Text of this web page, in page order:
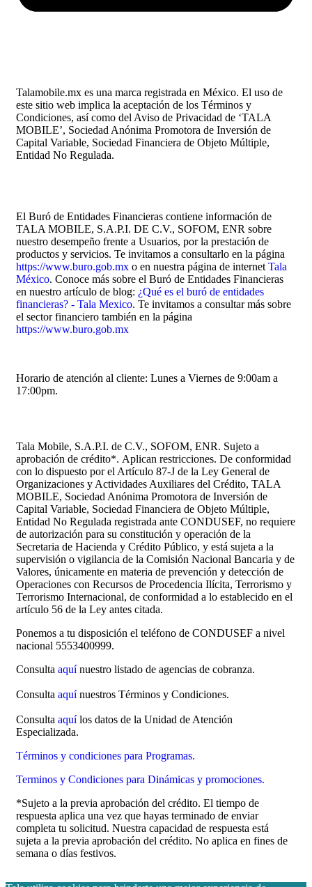
Talamobile.mx es una marca registrada en México. El uso de
este sitio web implica la aceptación de los Términos y
Condiciones, así como del Aviso de Privacidad de ‘TALA
MOBILE’, Sociedad Anónima Promotora de Inversión de
Capital Variable, Sociedad Financiera de Objeto Múltiple,
Entidad No Regulada.
El Buró de Entidades Financieras contiene información de
TALA MOBILE, S.A.P.I. DE C.V., SOFOM, ENR sobre
nuestro desempeño frente a Usuarios, por la prestación de
productos y servicios. Te invitamos a consultarlo en la página
https://www.buro.gob.mx o en nuestra página de internet Tala
México. Conoce más sobre el Buró de Entidades Financieras
en nuestro artículo de blog: ¿Qué es el buró de entidades
financieras? - Tala Mexico. Te invitamos a consultar más sobre
el sector financiero también en la página
https://www.buro.gob.mx
Horario de atención al cliente: Lunes a Viernes de 9:00am a
17:00pm.
Tala Mobile, S.A.P.I. de C.V., SOFOM, ENR. Sujeto a
aprobación de crédito*. Aplican restricciones. De conformidad
con lo dispuesto por el Artículo 87-J de la Ley General de
Organizaciones y Actividades Auxiliares del Crédito, TALA
MOBILE, Sociedad Anónima Promotora de Inversión de
Capital Variable, Sociedad Financiera de Objeto Múltiple,
Entidad No Regulada registrada ante CONDUSEF, no requiere
de autorización para su constitución y operación de la
Secretaria de Hacienda y Crédito Público, y está sujeta a la
supervisión o vigilancia de la Comisión Nacional Bancaria y de
Valores, únicamente en materia de prevención y detección de
Operaciones con Recursos de Procedencia Ilícita, Terrorismo y
Terrorismo Internacional, de conformidad a lo establecido en el
artículo 56 de la Ley antes citada.
Ponemos a tu disposición el teléfono de CONDUSEF a nivel
nacional 5553400999.
Consulta aquínuestro listado de agencias de cobranza.
Consulta aquínuestros Términos y Condiciones.
Consulta aquílos datos de la Unidad de Atención
Especializada.
Términos y condiciones para Programas.
Terminos y Condiciones para Dinámicas y promociones.
*Sujeto a la previa aprobación del crédito. El tiempo de
respuesta aplica una vez que hayas terminado de enviar
completa tu solicitud. Nuestra capacidad de respuesta está
sujeta a la previa aprobación del crédito. No aplica en fines de
semana o días festivos.